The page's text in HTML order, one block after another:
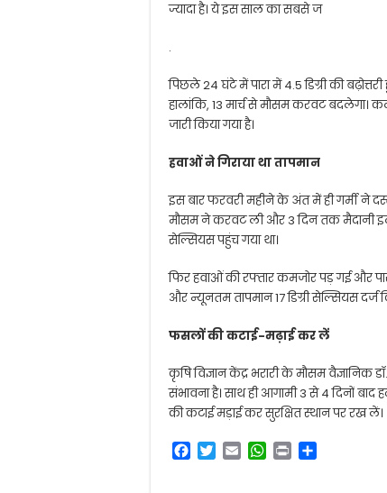
ज्यादा है। ये इस साल का सबसे ज
.
पिछले 24 घंटे में पारा में 4.5 डिग्री की
हालांकि, 13 मार्च से मौसम करवट बदलेगा।
जारी किया गया है।
हवाओं ने गिराया था तापमान
इस बार फरवरी महीने के अंत में ही गर्मी ने
मौसम ने करवट ली और 3 दिन तक मैदानी
सेल्सियस पहुंच गया था।
फिर हवाओं की रफ्तार कमजोर पड़ गई और
और न्यूनतम तापमान 17 डिग्री सेल्सियस
फसलों की कटाई-मढ़ाई कर लें
कृषि विज्ञान केंद्र भरारी के मौसम वैज्ञानिक
संभावना है। साथ ही आगामी 3 से 4 दिनों
की कटाई मड़ाई कर सुरक्षित स्थान पर रख लें।
F
T
E
W
P